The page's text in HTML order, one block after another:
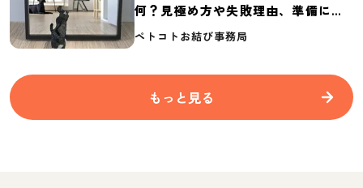
何？見極め方や失敗理由、準備に必
要なものを紹介
ペトコトお結び事務局
もっと見る